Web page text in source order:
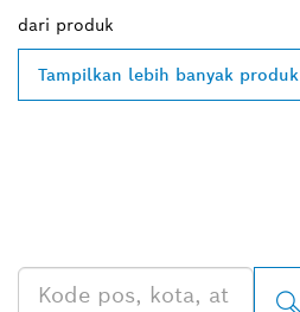
dari produk
Tampilkan lebih banyak produk